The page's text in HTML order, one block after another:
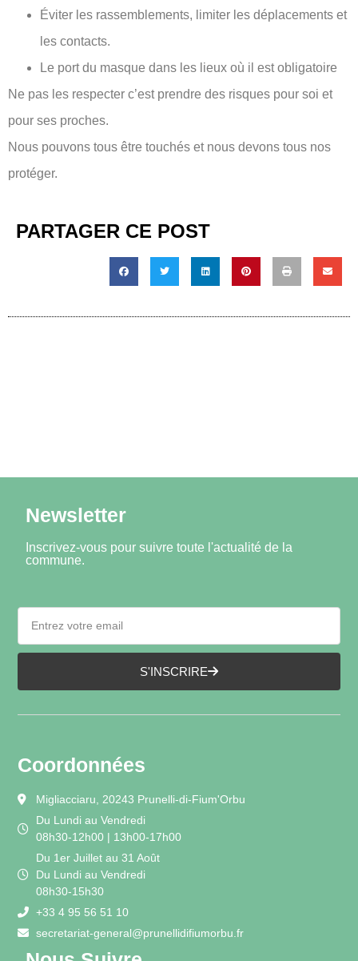
Éviter les rassemblements, limiter les déplacements et
les contacts.
Le port du masque dans les lieux où il est obligatoire
Ne pas les respecter c’est prendre des risques pour soi et
pour ses proches.
Nous pouvons tous être touchés et nous devons tous nos
protéger.
PARTAGER CE POST
Newsletter
Inscrivez-vous pour suivre toute l'actualité de la
commune.
S'INSCRIRE
Coordonnées
Migliacciaru, 20243 Prunelli-di-Fium'Orbu
Du Lundi au Vendredi
08h30-12h00 | 13h00-17h00
Du 1er Juillet au 31 Août
Du Lundi au Vendredi
08h30-15h30
+33 4 95 56 51 10
secretariat-general@prunellidifiumorbu.fr